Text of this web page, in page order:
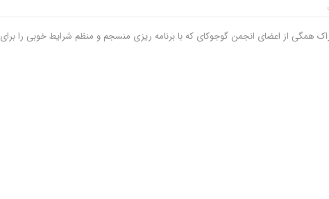
همگی از اعضای انجمن گوجوکای که با برنامه ریزی منسجم و منظم شرایط خوبی را برای